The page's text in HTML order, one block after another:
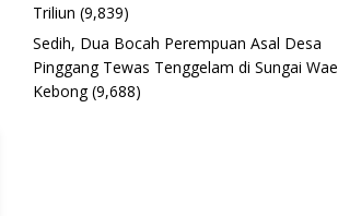
Triliun (9,839)
Sedih, Dua Bocah Perempuan Asal Desa
Pinggang Tewas Tenggelam di Sungai Wae
Kebong (9,688)